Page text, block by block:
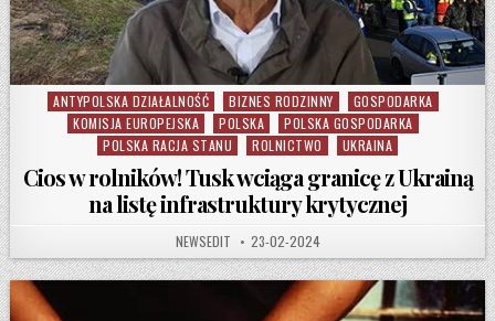
Posted in
ANTYPOLSKA DZIAŁALNOŚĆ BIZNES RODZINNY
GOSPODARKA
KOMISJA EUROPEJSKA
POLSKA
POLSKA GOSPODARKA
POLSKA RACJA STANU
ROLNICTWO UKRAINA
Cios w rolników! Tusk wciąga granicę z Ukrainą
na listę infrastruktury krytycznej
AUTHOR:
NEWSEDIT PUBLISHED DATE:
23-02-2024